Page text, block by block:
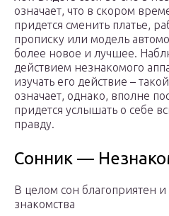
означает, что в скором
придется сменить платье,
прописку или модель
более новое и лучшее.
действием незнакомого
изучать его действие –
означает, однако, вполне
придется услышать о себе
правду.
Сонник —
В целом сон благоприятен
знакомства